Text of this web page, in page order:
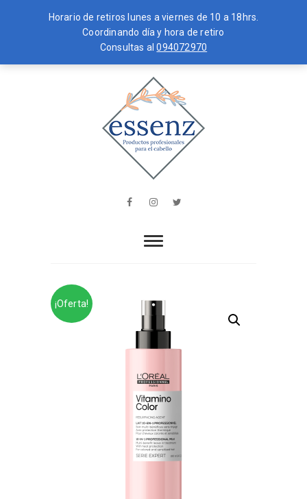
Horario de retiros lunes a viernes de 10 a 18hrs.
Coordinando día y hora de retiro
Consultas al094072970
to
essenz
EL CABELLO
FacebookInstagram
¡Oferta!